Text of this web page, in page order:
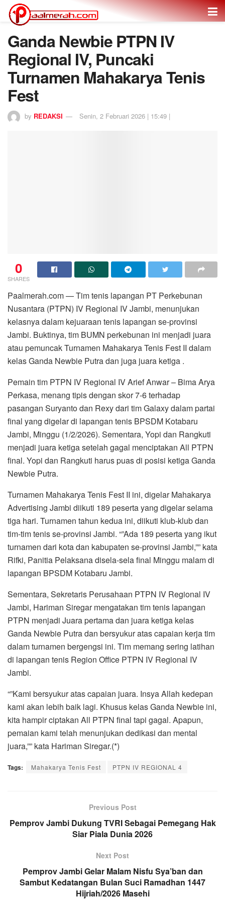
Ganda Newbie PTPN IV
Regional IV, Puncaki
Turnamen Mahakarya Tenis
Fest
by REDAKSI Senin, 2 Februari 2026 | 15:49 |
0
SHARES
Paalmerah.com — Tim tenis lapangan PT Perkebunan
Nusantara (PTPN) IV Regional IV Jambi, menunjukan
kelasnya dalam kejuaraan tenis lapangan se-provinsi
Jambi. Buktinya, tim BUMN perkebunan ini menjadi juara
atau pemuncak Turnamen Mahakarya Tenis Fest II dalam
kelas Ganda Newbie Putra dan juga juara ketiga .
Pemain tim PTPN IV Regional IV Arief Anwar – Bima Arya
Perkasa, menang tipis dengan skor 7-6 terhadap
pasangan Suryanto dan Rexy dari tim Galaxy dalam partai
final yang digelar di lapangan tenis BPSDM Kotabaru
Jambi, Minggu (1/2/2026). Sementara, Yopi dan Rangkuti
menjadi juara ketiga setelah gagal menciptakan All PTPN
final. Yopi dan Rangkuti harus puas di posisi ketiga Ganda
Newbie Putra.
Turnamen Mahakarya Tenis Fest II ini, digelar Mahakarya
Advertising Jambi diikuti 189 peserta yang digelar selama
tiga hari. Turnamen tahun kedua ini, diikuti klub-klub dan
tim-tim tenis se-provinsi Jambi. “”Ada 189 peserta yang ikut
turnamen dari kota dan kabupaten se-provinsi Jambi,”” kata
Rifki, Panitia Pelaksana disela-sela final Minggu malam di
lapangan BPSDM Kotabaru Jambi.
Sementara, Sekretaris Perusahaan PTPN IV Regional IV
Jambi, Hariman Siregar mengatakan tim tenis lapangan
PTPN menjadi Juara pertama dan juara ketiga kelas
Ganda Newbie Putra dan bersyukur atas capaian kerja tim
dalam turnamen bergengsi ini. Tim memang sering latihan
di lapangan tenis Region Office PTPN IV Regional IV
Jambi.
“”Kami bersyukur atas capaian juara. Insya Allah kedepan
kami akan lebih baik lagi. Khusus kelas Ganda Newbie ini,
kita hampir ciptakan All PTPN final tapi gagal. Apapun,
pemaian kami telah menunjukan dedikasi dan mental
juara,”” kata Hariman Siregar.(*)
Tags: Mahakarya Tenis Fest PTPN IV REGIONAL 4
Previous Post
Pemprov Jambi Dukung TVRI Sebagai Pemegang Hak
Siar Piala Dunia 2026
Next Post
Pemprov Jambi Gelar Malam Nisfu Sya’ban dan
Sambut Kedatangan Bulan Suci Ramadhan 1447
Hijriah/2026 Masehi